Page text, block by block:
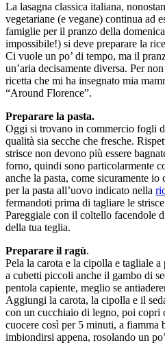
La lasagna classica italiana,
vegetariane (e vegane) continua ad
famiglie per il pranzo della
impossibile!) si deve preparare la
Ci vuole un po’ di tempo, ma il
un’aria decisamente diversa. Per
ricetta che mi ha insegnato mia
“Around Florence”.
Preparare la pasta.
Oggi si trovano in commercio fogli
qualità sia secche che fresche.
strisce non devono più essere
forno, quindi sono particolarmente
anche la pasta, come sicuramente
per la pasta all’uovo indicato nella
fermandoti prima di tagliare le
Pareggiale con il coltello facendole
della tua teglia.
Preparare il ragù.
Pela la carota e la cipolla e tagliale
a cubetti piccoli anche il gambo di
pentola capiente, meglio se
Aggiungi la carota, la cipolla e il
con un cucchiaio di legno, poi copri
cuocere così per 5 minuti, a fiamma
imbiondirsi appena, rosolando un